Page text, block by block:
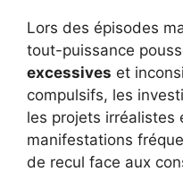
Lors des épisodes
tout-puissance
excessives et
compulsifs, les
les projets irréalistes
manifestations
de recul face aux